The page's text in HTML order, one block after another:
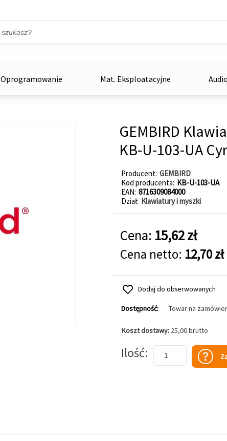
Oprogramowanie Mat. Eksploatacyjne
GEMBIRD
KB-U-103-UA
Producent GEMBIRD
Kod producenta KB-U-103-UA
EAN 8716309084000
Dział Klawiatury i myszki
Cena: 15,62 zł
Cena netto: 12,70 zł
Dodaj do obserwowanych
Dostępność: Towar na
Koszt dostawy: 25,00 brutto
Ilość